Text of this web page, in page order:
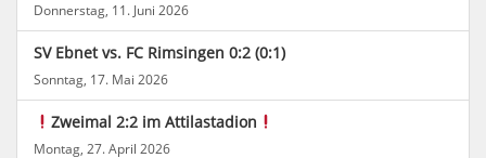
Donnerstag, 11. Juni 2026
SV Ebnet vs. FC Rimsingen 0:2 (0:1)
Sonntag, 17. Mai 2026
Zweimal 2:2 im Attilastadion
Montag, 27. April 2026